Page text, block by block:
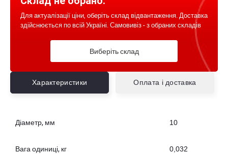
Для актуалізації ціни, оберіть склад відвантаження. Доставка
здійснюється по всій Україні. Самовивіз - з обраних складів
Виберіть склад
Характеристики Оплата і доставка
Діаметр, мм 10
Вага одиниці, кг 0,032